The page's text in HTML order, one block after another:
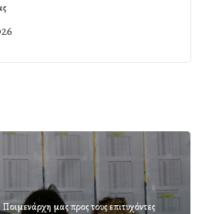
μας προς τους επιτυχόντες